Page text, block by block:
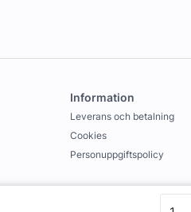
Information
Leverans och betalning
Cookies
Personuppgiftspolicy